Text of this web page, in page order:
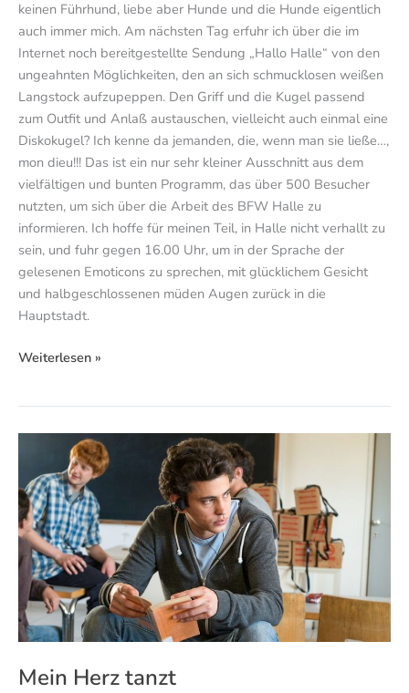
keinen Führhund, liebe aber Hunde und die Hunde eigentlich
auch immer mich. Am nächsten Tag erfuhr ich über die im
Internet noch bereitgestellte Sendung „Hallo Halle“ von den
ungeahnten Möglichkeiten, den an sich schmucklosen weißen
Langstock aufzupeppen. Den Griff und die Kugel passend
zum Outfit und Anlaß austauschen, vielleicht auch einmal eine
Diskokugel? Ich kenne da jemanden, die, wenn man sie ließe…,
mon dieu!!! Das ist ein nur sehr kleiner Ausschnitt aus dem
vielfältigen und bunten Programm, das über 500 Besucher
nutzten, um sich über die Arbeit des BFW Halle zu
informieren. Ich hoffe für meinen Teil, in Halle nicht verhallt zu
sein, und fuhr gegen 16.00 Uhr, um in der Sprache der
gelesenen Emoticons zu sprechen, mit glücklichem Gesicht
und halbgeschlossenen müden Augen zurück in die
Hauptstadt.
Weiterlesen »
Mein Herz tanzt
tanzt